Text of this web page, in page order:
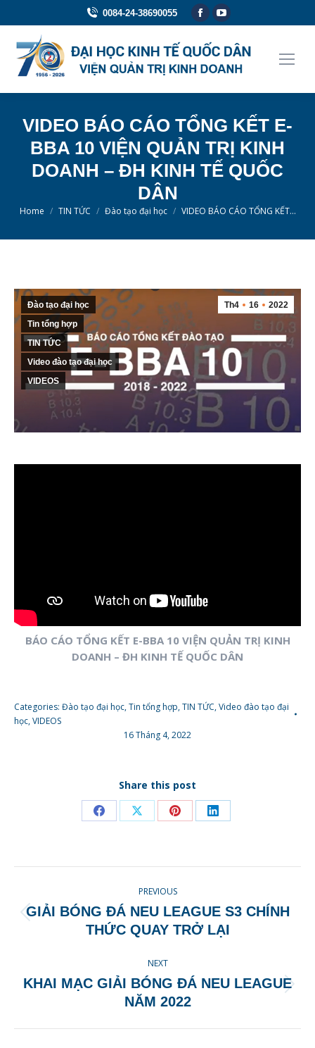
0084-24-38690055
Facebook
opens
in
YouTube
opens
in
VIDEO BÁO CÁO TỔNG KẾT E-
BBA 10 VIỆN QUẢN TRỊ KINH
DOANH – ĐH KINH TẾ QUỐC
DÂN
You are here:
Home TIN TỨC Đào tạo đại học VIDEO BÁO CÁO TỔNG KẾT…
Th4 16 2022
Đào tạo đại học
Tin tổng hợp
TIN TỨC
Video đào tạo đại học
VIDEOS
BÁO CÁO TỔNG KẾT E-BBA 10 VIỆN QUẢN TRỊ KINH
DOANH – ĐH KINH TẾ QUỐC DÂN
Categories: Đào tạo đại học,Tin tổng hợp,TIN TỨC,Video đào tạo đại
học,VIDEOS
16 Tháng 4, 2022
Share this post
Share
Facebook
Share
X
Share
Pinterest
Share
LinkedIn
NAVIGATION
PREVIOUS
Previous
post:
GIẢI BÓNG ĐÁ NEU LEAGUE S3 CHÍNH
THỨC QUAY TRỞ LẠI
NEXT
Next
post:
KHAI MẠC GIẢI BÓNG ĐÁ NEU LEAGUE
NĂM 2022